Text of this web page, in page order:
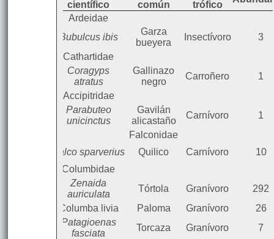
científico común trófico
Ardeidae
Bubulcus ibis
Garza
bueyera
Insectívoro
3
Cathartidae
Coragyps
atratus
Gallinazo
negro
Carroñero
1
Accipitridae
Parabuteo
unicinctus
Gavilán
alicastaño
Carnívoro
1
Falconidae
Falco sparverius
Quilico Carnívoro
10
Columbidae
Zenaida
auriculata
Tórtola Granívoro
292
Columba livia
Paloma Granívoro
26
Patagioenas
fasciata
Torcaza Granívoro
7